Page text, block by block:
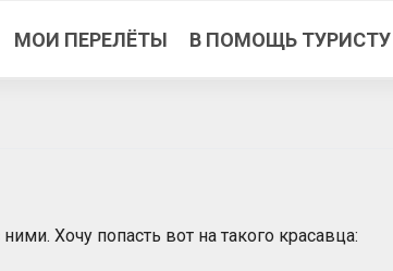
МОИ ПЕРЕЛЁТЫ В ПОМОЩЬ ТУРИСТУ
Хочу попасть вот на такого красавца: